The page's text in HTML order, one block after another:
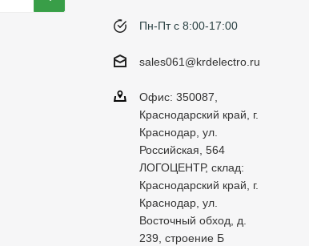
Пн-Пт с 8:00-17:00
sales061@krdelectro.ru
Офис: 350087,
Краснодарский край, г.
Краснодар, ул.
Российская, 564
ЛОГОЦЕНТР, склад:
Краснодарский край, г.
Краснодар, ул.
Восточный обход, д.
239, строение Б